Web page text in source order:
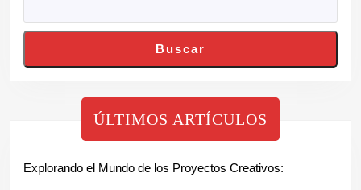
Buscar
ÚLTIMOS ARTÍCULOS
Explorando el Mundo de los Proyectos Creativos: